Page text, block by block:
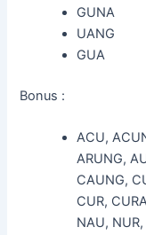
GUNA
UANG
GUA
Bonus :
ACU,
ARUNG,
CAUNG,
CUR,
NAU,